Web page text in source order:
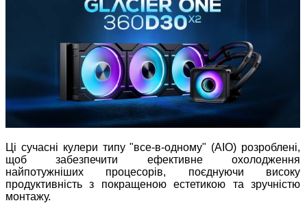
Ці сучасні кулери типу "все-в-одному" (AIO) розроблені,
щоб забезпечити ефективне охолодження
найпотужніших процесорів, поєднуючи високу
продуктивність з покращеною естетикою та зручністю
монтажу.